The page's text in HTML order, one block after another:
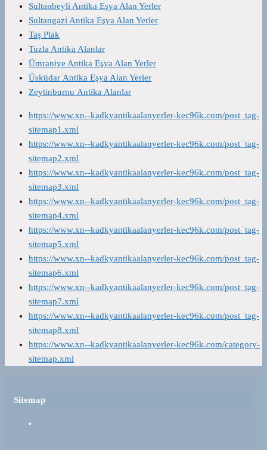
Sultanbeyli Antika Eşya Alan Yerler
Sultangazi Antika Eşya Alan Yerler
Taş Plak
Tuzla Antika Alanlar
Ümraniye Antika Eşya Alan Yerler
Üsküdar Antika Eşya Alan Yerler
Zeytinburnu Antika Alanlar
https://www.xn--kadkyantikaalanyerler-kec96k.com/post_tag-
sitemap1.xml
https://www.xn--kadkyantikaalanyerler-kec96k.com/post_tag-
sitemap2.xml
https://www.xn--kadkyantikaalanyerler-kec96k.com/post_tag-
sitemap3.xml
https://www.xn--kadkyantikaalanyerler-kec96k.com/post_tag-
sitemap4.xml
https://www.xn--kadkyantikaalanyerler-kec96k.com/post_tag-
sitemap5.xml
https://www.xn--kadkyantikaalanyerler-kec96k.com/post_tag-
sitemap6.xml
https://www.xn--kadkyantikaalanyerler-kec96k.com/post_tag-
sitemap7.xml
https://www.xn--kadkyantikaalanyerler-kec96k.com/post_tag-
sitemap8.xml
https://www.xn--kadkyantikaalanyerler-kec96k.com/category-
sitemap.xml
Sitemap